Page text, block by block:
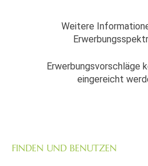
Weitere
Erwerbungsvorschläge
eingereicht
FINDEN UND BENUTZEN